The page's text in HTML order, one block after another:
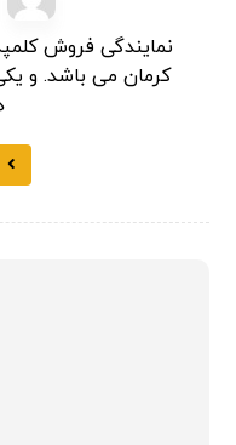
نمایندگی فروش
کرمان می باشد. و